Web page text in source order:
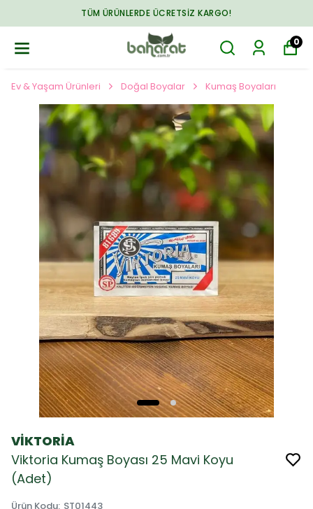
TÜM ÜRÜNLERDE ÜCRETSIZ KARGO!
0
Ev & Yaşam Ürünleri Doğal Boyalar Kumaş Boyaları
VİKTORİA
Viktoria Kumaş Boyası 25 Mavi Koyu
(Adet)
Ürün Kodu: ST01443